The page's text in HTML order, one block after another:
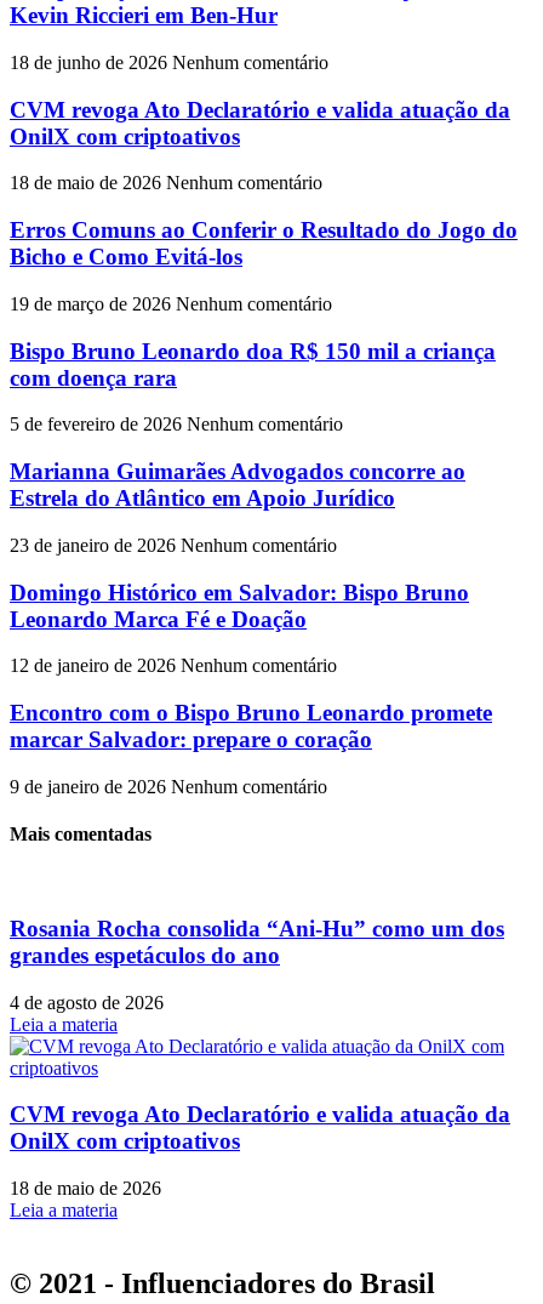
Kevin Riccieri em Ben-Hur
18 de junho de 2026 Nenhum comentário
CVM revoga Ato Declaratório e valida atuação da
OnilX com criptoativos
18 de maio de 2026 Nenhum comentário
Erros Comuns ao Conferir o Resultado do Jogo do
Bicho e Como Evitá-los
19 de março de 2026 Nenhum comentário
Bispo Bruno Leonardo doa R$ 150 mil a criança
com doença rara
5 de fevereiro de 2026 Nenhum comentário
Marianna Guimarães Advogados concorre ao
Estrela do Atlântico em Apoio Jurídico
23 de janeiro de 2026 Nenhum comentário
Domingo Histórico em Salvador: Bispo Bruno
Leonardo Marca Fé e Doação
12 de janeiro de 2026 Nenhum comentário
Encontro com o Bispo Bruno Leonardo promete
marcar Salvador: prepare o coração
9 de janeiro de 2026 Nenhum comentário
Mais comentadas
Rosania Rocha consolida “Ani-Hu” como um dos
grandes espetáculos do ano
4 de agosto de 2026
Leia a materia
CVM revoga Ato Declaratório e valida atuação da
OnilX com criptoativos
18 de maio de 2026
Leia a materia
© 2021 - Influenciadores do Brasil